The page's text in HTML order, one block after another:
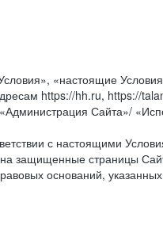
«настоящие
https://hh.ru,
Сайта»/
с настоящими
защищенные страницы
оснований,